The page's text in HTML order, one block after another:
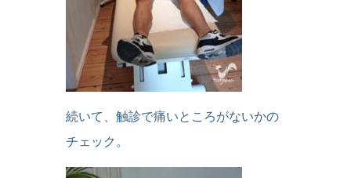
続いて、触診で痛いところがないかの
チェック。